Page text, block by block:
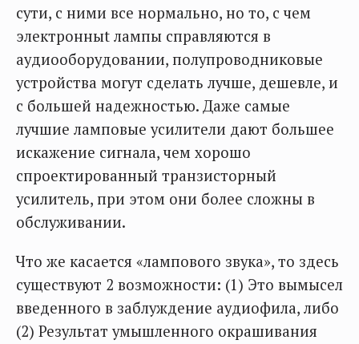
сути, с ними все нормально, но то, с чем
электронныt лампы справляются в
аудиооборудовании, полупроводниковые
устройства могут сделать лучше, дешевле, и
с большей надежностью. Даже самые
лучшие ламповые усилители дают большее
искажение сигнала, чем хорошо
спроектированный транзисторный
усилитель, при этом они более сложны в
обслуживании.
Что же касается «лампового звука», то здесь
существуют 2 возможности: (1) Это вымысел
введенного в заблуждение аудиофила, либо
(2) Результат умышленного окрашивания